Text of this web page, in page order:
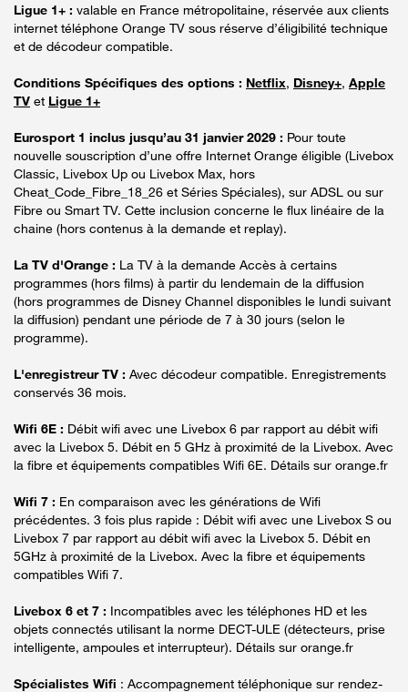
Ligue 1+ : valable en France métropolitaine, réservée aux clients
internet téléphone Orange TV sous réserve d’éligibilité technique
et de décodeur compatible.
Conditions Spécifiques des options : Netflix, Disney+, Apple
TV et Ligue 1+
Eurosport 1 inclus jusqu’au 31 janvier 2029 : Pour toute
nouvelle souscription d’une offre Internet Orange éligible (Livebox
Classic, Livebox Up ou Livebox Max, hors
Cheat_Code_Fibre_18_26 et Séries Spéciales), sur ADSL ou sur
Fibre ou Smart TV. Cette inclusion concerne le flux linéaire de la
chaine (hors contenus à la demande et replay).
La TV d'Orange : La TV à la demande Accès à certains
programmes (hors films) à partir du lendemain de la diffusion
(hors programmes de Disney Channel disponibles le lundi suivant
la diffusion) pendant une période de 7 à 30 jours (selon le
programme).
L'enregistreur TV : Avec décodeur compatible. Enregistrements
conservés 36 mois.
Wifi 6E : Débit wifi avec une Livebox 6 par rapport au débit wifi
avec la Livebox 5. Débit en 5 GHz à proximité de la Livebox. Avec
la fibre et équipements compatibles Wifi 6E. Détails sur orange.fr
Wifi 7 : En comparaison avec les générations de Wifi
précédentes. 3 fois plus rapide : Débit wifi avec une Livebox S ou
Livebox 7 par rapport au débit wifi avec la Livebox 5. Débit en
5GHz à proximité de la Livebox. Avec la fibre et équipements
compatibles Wifi 7.
Livebox 6 et 7 : Incompatibles avec les téléphones HD et les
objets connectés utilisant la norme DECT-ULE (détecteurs, prise
intelligente, ampoules et interrupteur). Détails sur orange.fr
Spécialistes Wifi : Accompagnement téléphonique sur rendez-